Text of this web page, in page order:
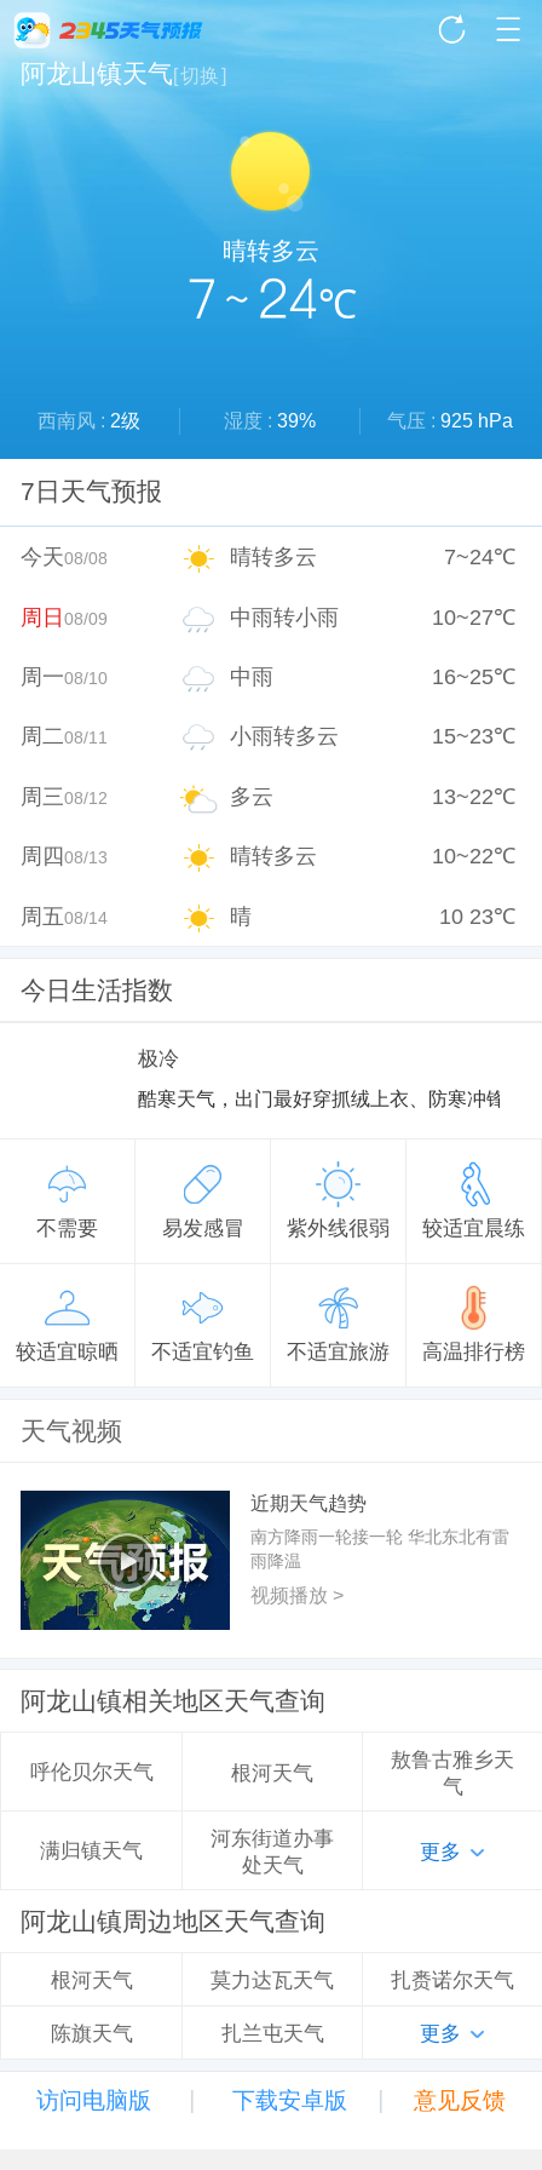
阿龙山镇天气[切换]
晴转多云
7 ~ 24℃
西南风 : 2级 湿度 : 39% 气压 : 925 hPa
7日天气预报
今天08/08 晴转多云 7~24℃
周日08/09 中雨转小雨 10~27℃
周一08/10 中雨 16~25℃
周二08/11 小雨转多云 15~23℃
周三08/12 多云 13~22℃
周四08/13 晴转多云 10~22℃
周五08/14 晴 10 23℃
今日生活指数
极冷
酷寒天气，出门最好穿抓绒上衣、防寒冲锋衣
不需要 易发感冒 紫外线很弱 较适宜晨练
较适宜晾晒 不适宜钓鱼 不适宜旅游 高温排行榜
天气视频
近期天气趋势
南方降雨一轮接一轮 华北东北有雷
雨降温
视频播放 >
阿龙山镇相关地区天气查询
呼伦贝尔天气 根河天气
敖鲁古雅乡天
气
满归镇天气
河东街道办事
处天气
更多
阿龙山镇周边地区天气查询
根河天气 莫力达瓦天气 扎赉诺尔天气
陈旗天气 扎兰屯天气 更多
访问电脑版 | 下载安卓版 | 意见反馈